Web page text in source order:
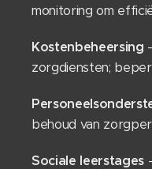
monitoring om
Kostenbeheersing
zorgdiensten;
behoud van
Sociale leerstages